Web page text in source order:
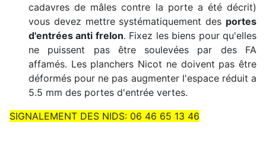
cadavres de mâles contre la porte a été décrit)
vous devez mettre systématiquement des portes
d'entrées anti frelon. Fixez les biens pour qu'elles
ne puissent pas être soulevées par des FA
affamés. Les planchers Nicot ne doivent pas être
déformés pour ne pas augmenter l'espace réduit a
5.5 mm des portes d'entrée vertes.
SIGNALEMENT DES NIDS: 06 46 65 13 46